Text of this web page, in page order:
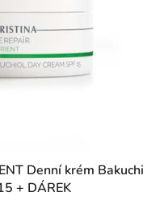
Denní krém
+ DÁREK